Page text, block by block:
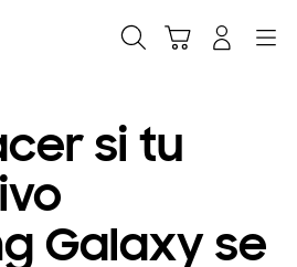
si tu
Galaxy se